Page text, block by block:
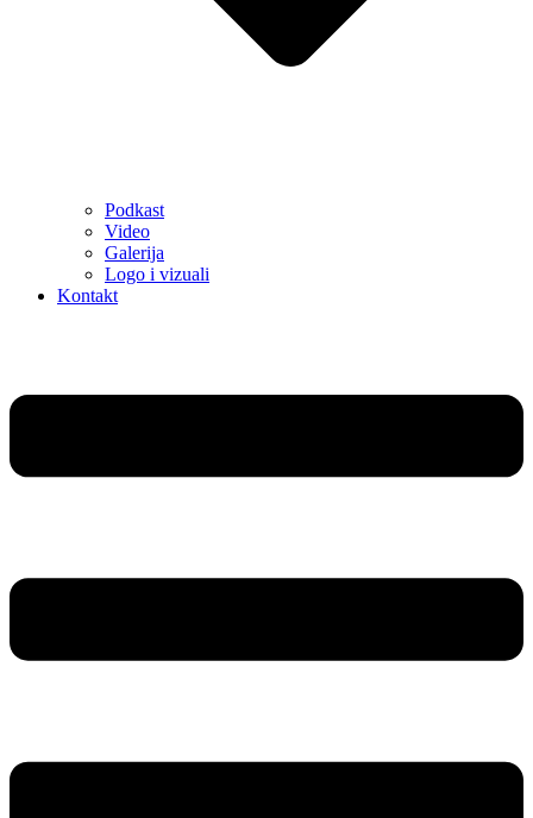
Podkast
Video
Galerija
Logo i vizuali
Kontakt